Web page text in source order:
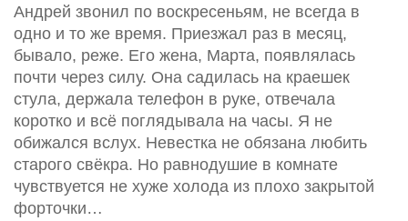
Андрей звонил по воскресеньям, не всегда в
одно и то же время. Приезжал раз в месяц,
бывало, реже. Его жена, Марта, появлялась
почти через силу. Она садилась на краешек
стула, держала телефон в руке, отвечала
коротко и всё поглядывала на часы. Я не
обижался вслух. Невестка не обязана любить
старого свёкра. Но равнодушие в комнате
чувствуется не хуже холода из плохо закрытой
форточки…